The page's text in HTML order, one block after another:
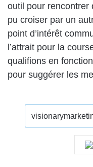
outil pour rencontrer
pu croiser par un
point d’intérêt
l’attrait pour la
qualifions en
pour suggérer les